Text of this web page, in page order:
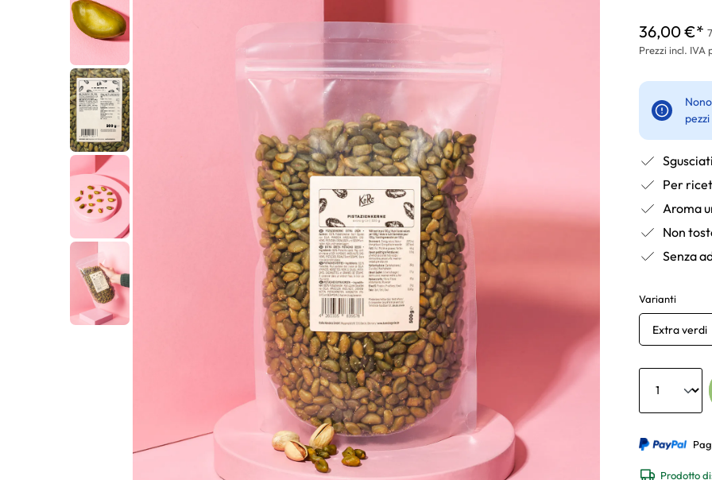
36,00 €*
Prezzi incl. IVA
Per
Aroma
Non
Senza
Varianti
Extra verdi
Anzahl
Prodotto